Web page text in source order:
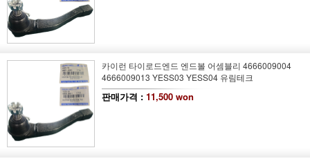
카이런 타이로드엔드 엔드볼 어셈블리 4666009004
4666009013 YESS03 YESS04 유림테크
판매가격 : 11,500 won